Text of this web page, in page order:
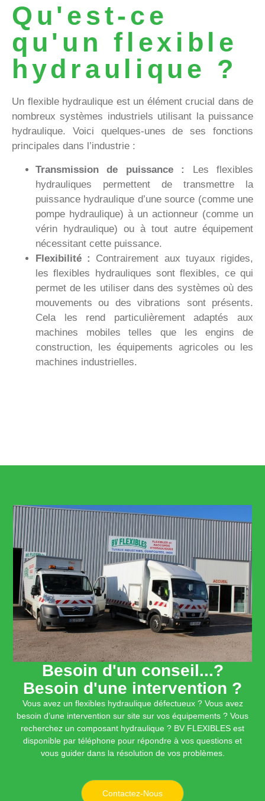
Qu'est-ce
qu'un flexible
hydraulique ?
Un flexible hydraulique est un élément crucial dans de
nombreux systèmes industriels utilisant la puissance
hydraulique. Voici quelques-unes de ses fonctions
principales dans l’industrie :
Transmission de puissance :
Les flexibles
hydrauliques permettent de transmettre la
puissance hydraulique d’une source (comme une
pompe hydraulique) à un actionneur (comme un
vérin hydraulique) ou à tout autre équipement
nécessitant cette puissance.
Flexibilité :
Contrairement aux tuyaux rigides,
les flexibles hydrauliques sont flexibles, ce qui
permet de les utiliser dans des systèmes où des
mouvements ou des vibrations sont présents.
Cela les rend particulièrement adaptés aux
machines mobiles telles que les engins de
construction, les équipements agricoles ou les
machines industrielles.
Besoin d'un conseil...?
Besoin d'une intervention ?
Vous avez un flexibles hydraulique défectueux ? Vous avez
besoin d’une intervention sur site sur vos équipements ? Vous
recherchez un composant hydraulique ? BV FLEXIBLES est
disponible par téléphone pour répondre à vos questions et
vous guider dans la résolution de vos problèmes.
Contactez-Nous